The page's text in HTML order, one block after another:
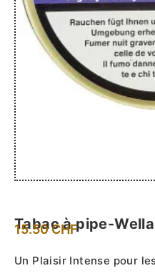
Tabac à pipe-
15.50CHF
Un Plaisir Intense pour